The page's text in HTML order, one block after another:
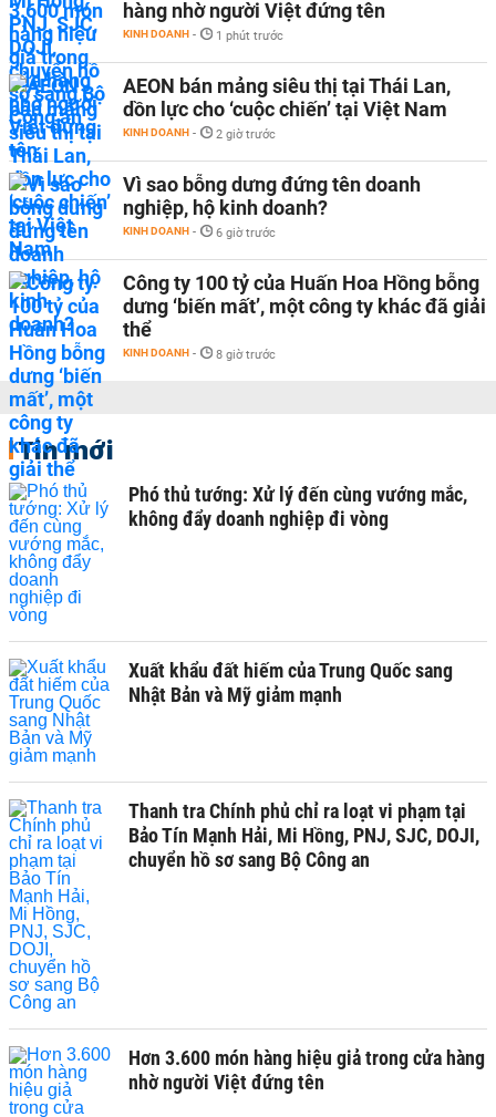
hàng nhờ người Việt đứng tên
KINH DOANH - 1 phút trước
AEON bán mảng siêu thị tại Thái Lan,
dồn lực cho ‘cuộc chiến’ tại Việt Nam
KINH DOANH - 2 giờ trước
Vì sao bỗng dưng đứng tên doanh
nghiệp, hộ kinh doanh?
KINH DOANH - 6 giờ trước
Công ty 100 tỷ của Huấn Hoa Hồng bỗng
dưng ‘biến mất’, một công ty khác đã giải
thể
KINH DOANH - 8 giờ trước
Tin mới
Phó thủ tướng: Xử lý đến cùng vướng mắc,
không đẩy doanh nghiệp đi vòng
Xuất khẩu đất hiếm của Trung Quốc sang
Nhật Bản và Mỹ giảm mạnh
Thanh tra Chính phủ chỉ ra loạt vi phạm tại
Bảo Tín Mạnh Hải, Mi Hồng, PNJ, SJC, DOJI,
chuyển hồ sơ sang Bộ Công an
Hơn 3.600 món hàng hiệu giả trong cửa hàng
nhờ người Việt đứng tên